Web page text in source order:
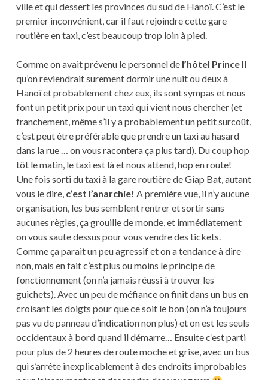
ville et qui dessert les provinces du sud de Hanoï. C’est le
premier inconvénient, car il faut rejoindre cette gare
routière en taxi, c’est beaucoup trop loin à pied.
Comme on avait prévenu le personnel del’hôtel Prince II
qu’on reviendrait surement dormir une nuit ou deux à
Hanoï et probablement chez eux, ils sont sympas et nous
font un petit prix pour un taxi qui vient nous chercher (et
franchement, même s’il y a probablement un petit surcoût,
c’est peut être préférable que prendre un taxi au hasard
dans la rue … on vous racontera ça plus tard). Du coup hop
tôt le matin, le taxi est là et nous attend, hop en route!
Une fois sorti du taxi à la gare routière de Giap Bat, autant
vous le dire, c’est l’anarchie! A première vue, il n’y aucune
organisation, les bus semblent rentrer et sortir sans
aucunes règles, ça grouille de monde, et immédiatement
on vous saute dessus pour vous vendre des tickets.
Comme ça parait un peu agressif et on a tendance à dire
non, mais en fait c’est plus ou moins le principe de
fonctionnement (on n’a jamais réussi à trouver les
guichets). Avec un peu de méfiance on finit dans un bus en
croisant les doigts pour que ce soit le bon (on n’a toujours
pas vu de panneau d’indication non plus) et on est les seuls
occidentaux à bord quand il démarre… Ensuite c’est parti
pour plus de 2 heures de route moche et grise, avec un bus
qui s’arrête inexplicablement à des endroits improbables